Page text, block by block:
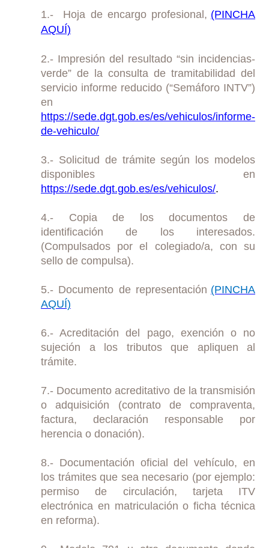
1.- Hoja de encargo profesional, (PINCHA
AQUÍ)
2.- Impresión del resultado “sin incidencias-
verde” de la consulta de tramitabilidad del
servicio informe reducido (“Semáforo INTV”)
en
https://sede.dgt.gob.es/es/vehiculos/informe-
de-vehiculo/
3.- Solicitud de trámite según los modelos
disponibles en
https://sede.dgt.gob.es/es/vehiculos/.
4.- Copia de los documentos de
identificación de los interesados.
(Compulsados por el colegiado/a, con su
sello de compulsa).
5.- Documento de representación (PINCHA
AQUÍ)
6.- Acreditación del pago, exención o no
sujeción a los tributos que apliquen al
trámite.
7.- Documento acreditativo de la transmisión
o adquisición (contrato de compraventa,
factura, declaración responsable por
herencia o donación).
8.- Documentación oficial del vehículo, en
los trámites que sea necesario (por ejemplo:
permiso de circulación, tarjeta ITV
electrónica en matriculación o ficha técnica
en reforma).